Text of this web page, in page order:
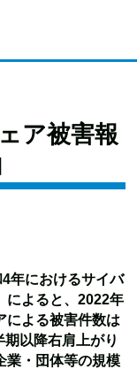
ア被害報
年におけるサイバ
によると、2022年
による被害件数は
以降右肩上がり
業・団体等の規模